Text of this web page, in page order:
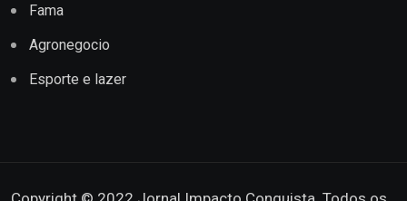
Fama
Agronegocio
Esporte e lazer